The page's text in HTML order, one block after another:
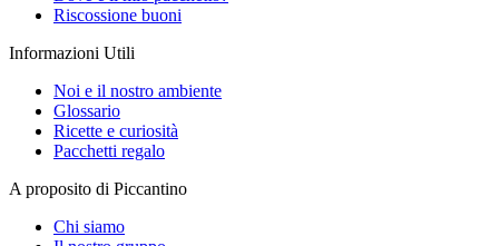
Riscossione buoni
Informazioni Utili
Noi e il nostro ambiente
Glossario
Ricette e curiosità
Pacchetti regalo
A proposito di Piccantino
Chi siamo